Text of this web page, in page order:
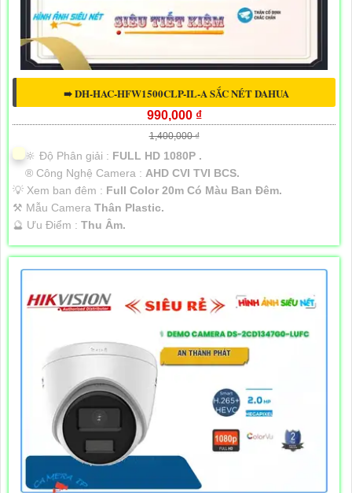
➠ DH-HAC-HFW1500CLP-IL-A SẮC NÉT DAHUA
990,000 ₫
1,400,000 ₫
🔆 Độ Phân giải : FULL HD 1080P .
®️ Công Nghệ Camera : AHD CVI TVI BCS.
💡 Xem ban đêm : Full Color 20m Có Màu Ban Đêm.
⚒ Mẫu Camera Thân Plastic.
️🔮 Ưu Điểm : Thu Âm.